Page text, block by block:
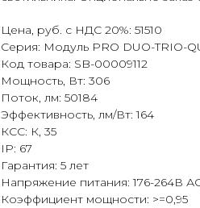
Цена, руб. с НДС 20%: 51510
Серия: Модуль PRO DUO-TRIO-
Код товара: SB-00009112
Мощность, Вт: 306
Поток, лм: 50184
Эффективность, лм/Вт: 164
КСС: К, 35
IP: 67
Гарантия: 5 лет
Напряжение питания: 176-264В
Коэффициент мощности: >=0,95